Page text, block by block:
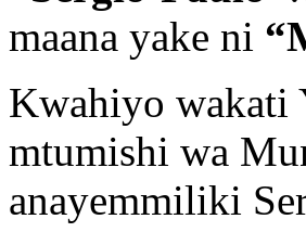
maana yake ni
Kwahiyo wakati
mtumishi wa
anayemmiliki